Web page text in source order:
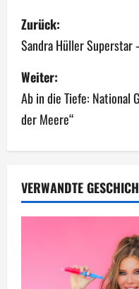
B
e
i
t
r
g
s
Zurück:
Sandra Hüller Superstar
Weiter:
Ab in die Tiefe: National
der Meere“
VERWANDTE